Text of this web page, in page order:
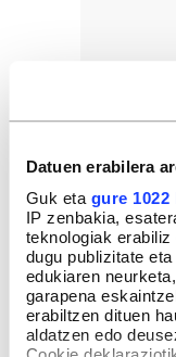
Datuen erabilera
Guk eta gure 1022
IP zenbakia,
teknologiak
dugu publizitate
edukiaren
garapena
erabiltzen dituen
aldatzen edo